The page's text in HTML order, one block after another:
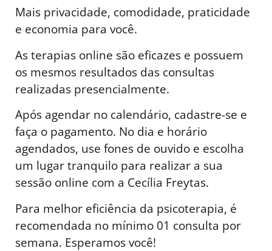
Mais privacidade, comodidade, praticidade
e economia para você.
As terapias online são eficazes e possuem
os mesmos resultados das consultas
realizadas presencialmente.
Após agendar no calendário, cadastre-se e
faça o pagamento. No dia e horário
agendados, use fones de ouvido e escolha
um lugar tranquilo para realizar a sua
sessão online com a Cecília Freytas.
Para melhor eficiência da psicoterapia, é
recomendada no mínimo 01 consulta por
semana. Esperamos você!